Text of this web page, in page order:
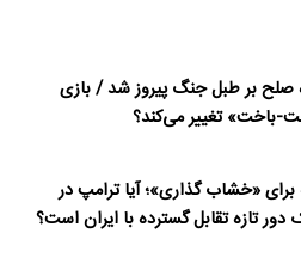
صلح بر طبل جنگ پیروز شد / بازی
باخت» تغییر می‌کند؟
برای «خشاب گذاری»؛ آیا ترامپ در
دور تازه تقابل گسترده با ایران است؟